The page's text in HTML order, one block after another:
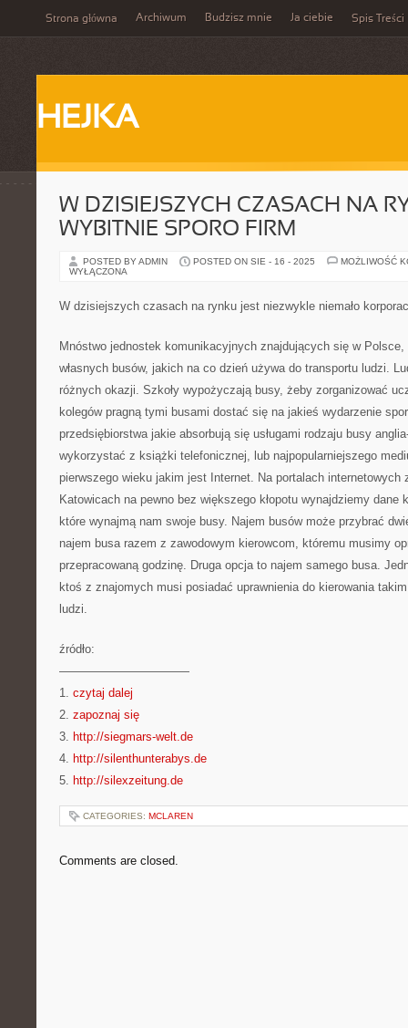
Strona główna Archiwum Budzisz mnie Ja ciebie Spis Treści
HEJKA
W DZISIEJSZYCH CZASACH NA
WYBITNIE SPORO FIRM
POSTED BY ADMIN POSTED ON SIE - 16 - 2025
MOŻLIWOŚĆ
WYŁĄCZONA
W dzisiejszych czasach na rynku jest niezwykle niemało
Mnóstwo jednostek komunikacyjnych znajdujących się w
własnych busów, jakich na co dzień używa do transportu ludzi.
różnych okazji. Szkoły wypożyczają busy, żeby zorganizować
kolegów pragną tymi busami dostać się na jakieś wydarzenie
przedsiębiorstwa jakie absorbują się usługami rodzaju busy
wykorzystać z książki telefonicznej, lub najpopularniejszego
pierwszego wieku jakim jest Internet. Na portalach
Katowicach na pewno bez większego kłopotu wynajdziemy dane
które wynajmą nam swoje busy. Najem busów może przybrać
najem busa razem z zawodowym kierowcom, któremu musimy
przepracowaną godzinę. Druga opcja to najem samego busa.
ktoś z znajomych musi posiadać uprawnienia do kierowania
ludzi.
źródło:
———————————
1. czytaj dalej
2. zapoznaj się
3. http://siegmars-welt.de
4. http://silenthunterabys.de
5. http://silexzeitung.de
CATEGORIES: MCLAREN
Comments are closed.